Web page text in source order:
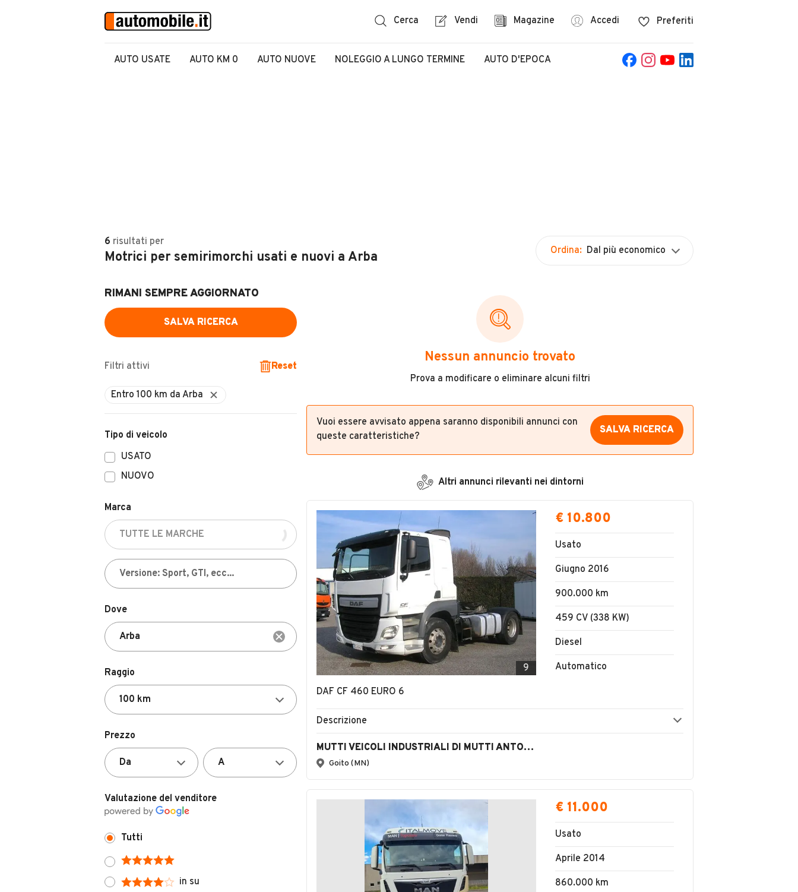
Cerca Vendi Magazine Accedi Preferiti
AUTO USATE AUTO KM 0 AUTO NUOVE NOLEGGIO A LUNGO TERMINE AUTO D'EPOCA
6 risultati per
Motrici per semirimorchi usati e nuovi a Arba Ordina: Dal più economico
RIMANI SEMPRE AGGIORNATO
SALVA RICERCA
Filtri attivi Reset
Tipo di veicolo
USATO
NUOVO
Marca
Dove
Raggio
Prezzo
Valutazione del venditore
Tutti
in su
Nessun annuncio trovato
Prova a modificare o eliminare alcuni filtri
Vuoi essere avvisato appena saranno disponibili annunci con
queste caratteristiche?
SALVA RICERCA
Altri annunci rilevanti nei dintorni
9
DAF CF 460 EURO 6
€ 10.800
Usato
Giugno 2016
900.000 km
459 CV (338 KW)
Diesel
Automatico
Descrizione
MUTTI VEICOLI INDUSTRIALI DI MUTTI ANTONIO E STEFANO S.N.C.
Goito (MN)
€ 11.000
Usato
Aprile 2014
860.000 km